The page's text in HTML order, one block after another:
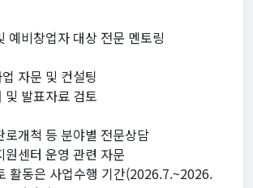
예비창업자 대상 전문 멘토링
자문 및 컨설팅
및 발표자료 검토
로개척 등 분야별 전문상담
원센터 운영 관련 자문
활동은 사업수행 기간(2026.7.~2026.